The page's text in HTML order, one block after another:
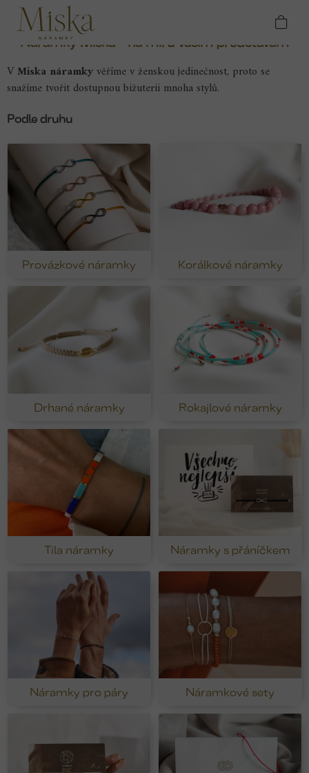
Přejít
obsah
Domů Náramky
Náramky Miska - na míru vašim představám
VMiska náramkyvěříme v ženskou jedinečnost, proto se
snažíme tvořit dostupnou bižuterii mnoha stylů.
Podle druhu
Provázkové náramky Korálkové náramky
Drhané náramky Rokajlové náramky
Tila náramky Náramky s přáníčkem
Náramky pro páry Náramkové sety